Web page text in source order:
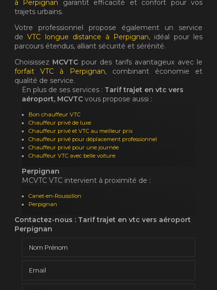
à Perpignan garantit efficacité et confort pour vos
trajets urbains.
Votre professionnel propose également un service
deVTC longue distance à Perpignan, idéal pour les
parcours étendus, alliant sécurité et sérénité.
Choisissez MCVTC pour des tarifs avantageux avec le
forfait VTC à Perpignan, combinant économie et
qualité de service.
En plus de ses services : Tarif trajet en vtc vers
aéroport, MCVTC vous propose aussi :
Bon chauffeur VTC
Chauffeur privé de luxe
Chauffeur privé et VTC au meilleur prix
Chauffeur privé pour déplacement professionnel
Chauffeur privé pour une journée
Chauffeur VTC avec belle voiture
Perpignan
MCVTC VTC intervient à proximité de :
Canet-en-Roussillon
Perpignan
Contactez-nous : Tarif trajet en vtc vers aéroport
Perpignan